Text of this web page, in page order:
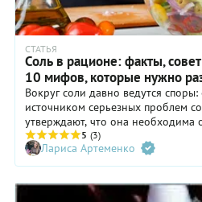
рецепт
приготовления
уже ждет.
СТАТЬЯ
Соль в рационе: факты,
10 мифов, которые нужно
Вокруг соли давно ведутся
источником серьезных проблем
утверждают, что она необходима
нормального функционирования.
какую роль играет соль в нашем
соблюдать баланс потребления
обсудим самые популярные мифы
правдивы, а какие нет.
5 (3)
Лариса Артеменко